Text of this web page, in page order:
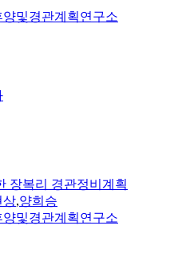
및경관계획연구소
장복리 경관정비계획
상,양희승
및경관계획연구소